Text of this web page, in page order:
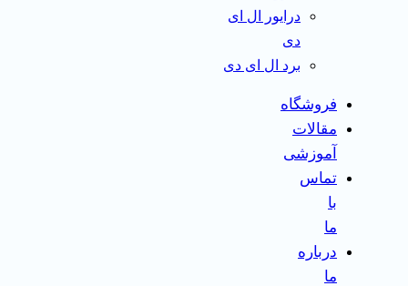
درایور ال ای
دی
برد ال ای دی
فروشگاه
مقالات
آموزشی
تماس
با
ما
درباره
ما